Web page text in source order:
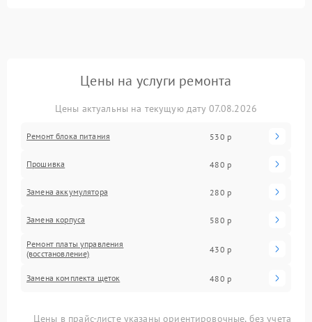
Цены на услуги ремонта
Цены актуальны на текущую дату 07.08.2026
Ремонт блока питания 530 р
Прошивка 480 р
Замена аккумулятора 280 р
Замена корпуса 580 р
Ремонт платы управления
(восстановление)
430 р
Замена комплекта щеток 480 р
Цены в прайс-листе указаны ориентировочные, без учета